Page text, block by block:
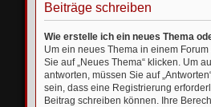
Beiträge schreiben
Wie erstelle ich ein neues Thema
Um ein neues Thema in einem
Sie auf „Neues Thema“ klicken. Um
antworten, müssen Sie auf
sein, dass eine Registrierung
Beitrag schreiben können. Ihre